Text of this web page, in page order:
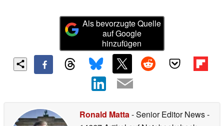
Als bevorzugte Quelle
auf Google
hinzufügen
Ronald Matta- Senior Editor News-